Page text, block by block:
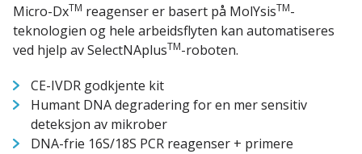
Micro-DxTM reagenser er basert på MolYsisTM-
teknologien og hele arbeidsflyten kan automatiseres
ved hjelp av SelectNAplusTM-roboten.
CE-IVDR godkjente kit
Humant DNA degradering for en mer sensitiv
deteksjon av mikrober
DNA-frie 16S/18S PCR reagenser + primere